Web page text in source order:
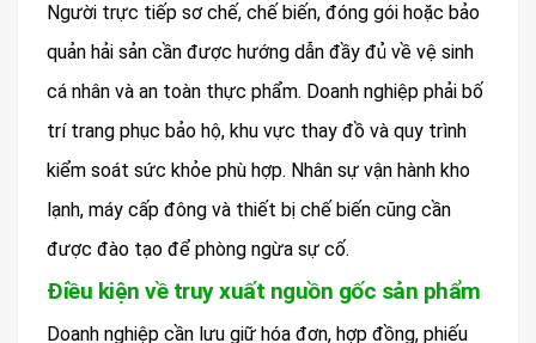
Người trực tiếp sơ chế, chế biến, đóng gói hoặc bảo
quản hải sản cần được hướng dẫn đầy đủ về vệ sinh
cá nhân và an toàn thực phẩm. Doanh nghiệp phải bố
trí trang phục bảo hộ, khu vực thay đồ và quy trình
kiểm soát sức khỏe phù hợp. Nhân sự vận hành kho
lạnh, máy cấp đông và thiết bị chế biến cũng cần
được đào tạo để phòng ngừa sự cố.
Điều kiện về truy xuất nguồn gốc sản phẩm
Doanh nghiệp cần lưu giữ hóa đơn, hợp đồng, phiếu